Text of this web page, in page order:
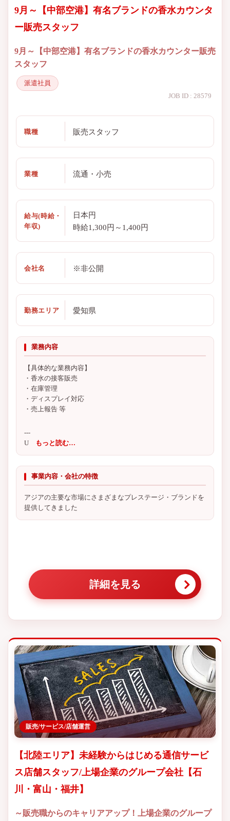
9月～【中部空港】有名ブランドの香水カウンタ
ー販売スタッフ
9月～【中部空港】有名ブランドの香水カウンター販売
スタッフ
派遣社員
JOB ID : 28579
職種 販売スタッフ
業種 流通・小売
給与(時給・
年収)
日本円
時給1,300円～1,400円
会社名 ※非公開
勤務エリア 愛知県
業務内容
【具体的な業務内容】
・香水の接客販売
・在庫管理
・ディスプレイ対応
・売上報告 等
---
U もっと読む…
事業内容・会社の特徴
アジアの主要な市場にさまざまなプレステージ・ブランドを
提供してきました
詳細を見る
販売/サービス/店舗運営
【北陸エリア】未経験からはじめる通信サービ
ス店舗スタッフ/上場企業のグループ会社【石
川・富山・福井】
～販売職からのキャリアアップ！上場企業のグループ